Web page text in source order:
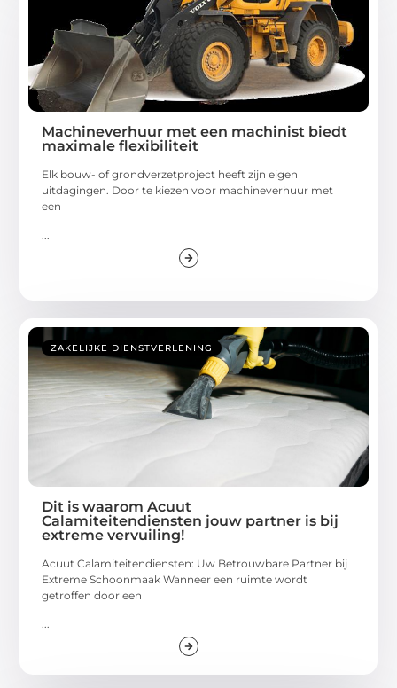
Machineverhuur met een machinist biedt
maximale flexibiliteit
Elk bouw- of grondverzetproject heeft zijn eigen
uitdagingen. Door te kiezen voor machineverhuur met
een
ZAKELIJKE DIENSTVERLENING
Dit is waarom Acuut
Calamiteitendiensten jouw partner is bij
extreme vervuiling!
Acuut Calamiteitendiensten: Uw Betrouwbare Partner bij
Extreme Schoonmaak Wanneer een ruimte wordt
getroffen door een
...